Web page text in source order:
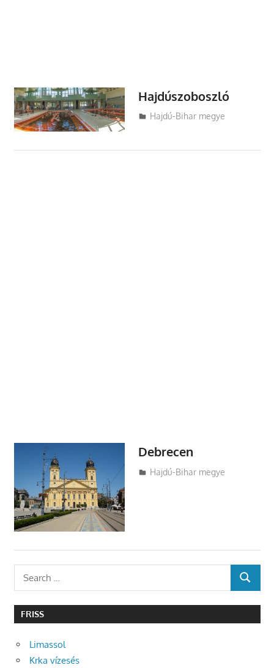
Hajdúszoboszló
Utazasok.org
Hajdú-Bihar megye
Debrecen
Utazasok.org
Hajdú-Bihar megye
SEARCH
FRISS
Limassol
Krka vízesés